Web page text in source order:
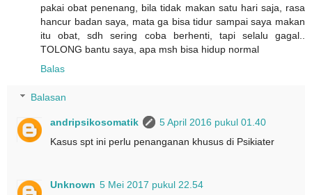
pakai obat penenang, bila tidak makan satu hari saja, rasa
hancur badan saya, mata ga bisa tidur sampai saya makan
itu obat, sdh sering coba berhenti, tapi selalu gagal..
TOLONG bantu saya, apa msh bisa hidup normal
Balas
Balasan
andripsikosomatik
5 April 2016 pukul 01.40
Kasus spt ini perlu penanganan khusus di Psikiater
Unknown 5 Mei 2017 pukul 22.54